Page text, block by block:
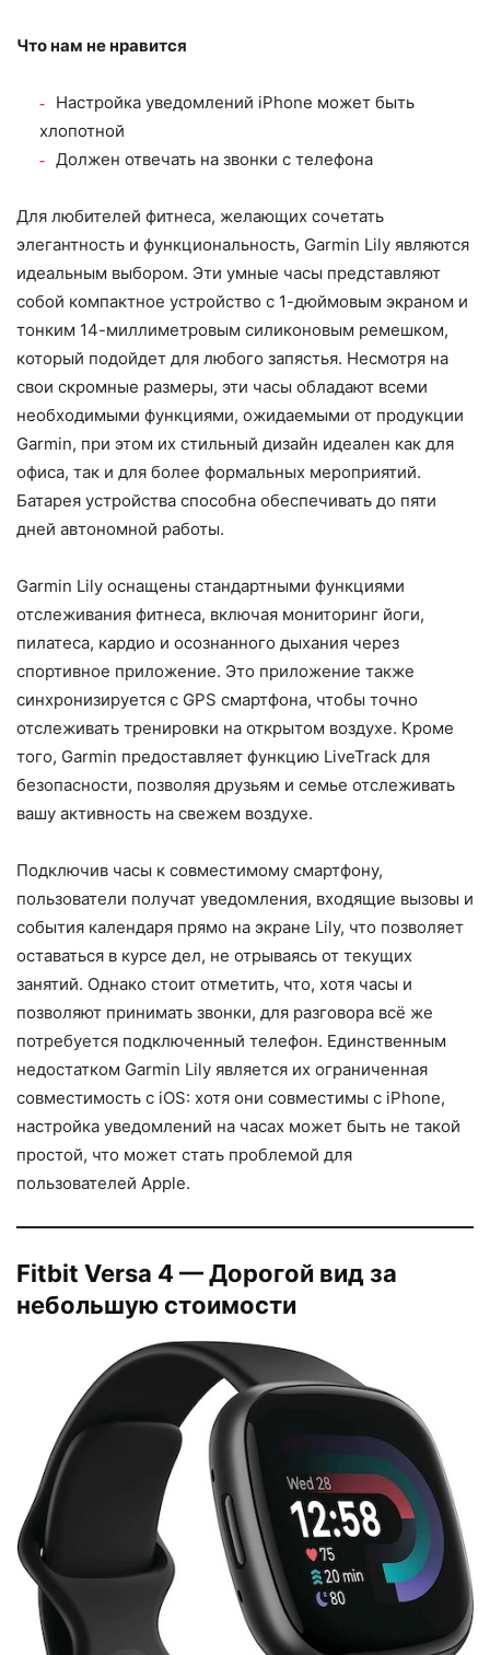
Что нам не нравится
Настройка уведомлений iPhone может быть
хлопотной
Должен отвечать на звонки с телефона
Для любителей фитнеса, желающих сочетать
элегантность и функциональность, Garmin Lily являются
идеальным выбором. Эти умные часы представляют
собой компактное устройство с 1-дюймовым экраном и
тонким 14-миллиметровым силиконовым ремешком,
который подойдет для любого запястья. Несмотря на
свои скромные размеры, эти часы обладают всеми
необходимыми функциями, ожидаемыми от продукции
Garmin, при этом их стильный дизайн идеален как для
офиса, так и для более формальных мероприятий.
Батарея устройства способна обеспечивать до пяти
дней автономной работы.
Garmin Lily оснащены стандартными функциями
отслеживания фитнеса, включая мониторинг йоги,
пилатеса, кардио и осознанного дыхания через
спортивное приложение. Это приложение также
синхронизируется с GPS смартфона, чтобы точно
отслеживать тренировки на открытом воздухе. Кроме
того, Garmin предоставляет функцию LiveTrack для
безопасности, позволяя друзьям и семье отслеживать
вашу активность на свежем воздухе.
Подключив часы к совместимому смартфону,
пользователи получат уведомления, входящие вызовы и
события календаря прямо на экране Lily, что позволяет
оставаться в курсе дел, не отрываясь от текущих
занятий. Однако стоит отметить, что, хотя часы и
позволяют принимать звонки, для разговора всё же
потребуется подключенный телефон. Единственным
недостатком Garmin Lily является их ограниченная
совместимость с iOS: хотя они совместимы с iPhone,
настройка уведомлений на часах может быть не такой
простой, что может стать проблемой для
пользователей Apple.
Fitbit Versa 4 — Дорогой вид за
небольшую стоимости